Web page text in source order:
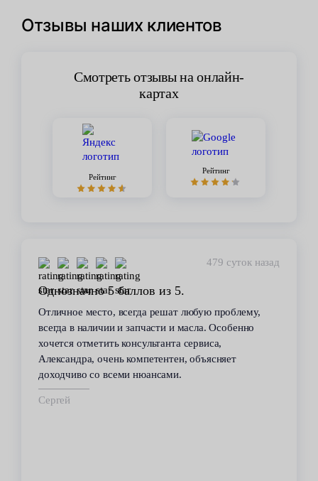
Отзывы наших клиентов
Смотреть отзывы на онлайн-
картах
Рейтинг
Рейтинг
479 суток назад
Однозначно 5 баллов из 5.
Отличное место, всегда решат любую проблему,
всегда в наличии и запчасти и масла. Особенно
хочется отметить консультанта сервиса,
Александра, очень компетентен, объясняет
доходчиво со всеми нюансами.
Сергей